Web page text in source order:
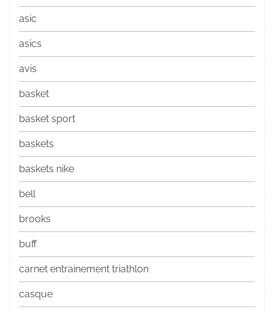
asic
asics
avis
basket
basket sport
baskets
baskets nike
bell
brooks
buff
carnet entrainement triathlon
casque